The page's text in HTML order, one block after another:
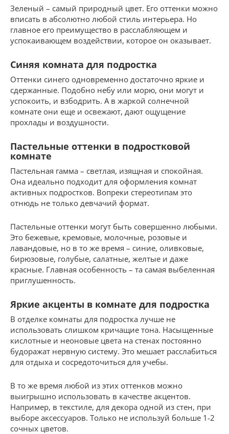
Зеленый – самый природный цвет. Его оттенки можно
вписать в абсолютно любой стиль интерьера. Но
главное его преимущество в расслабляющем и
успокаивающем воздействии, которое он оказывает.
Синяя комната для подростка
Оттенки синего одновременно достаточно яркие и
сдержанные. Подобно небу или морю, они могут и
успокоить, и взбодрить. А в жаркой солнечной
комнате они еще и освежают, дают ощущение
прохлады и воздушности.
Пастельные оттенки в подростковой
комнате
Пастельная гамма – светлая, изящная и спокойная.
Она идеально подходит для оформления комнат
активных подростков. Вопреки стереотипам это
отнюдь не только девчачий формат.
Пастельные оттенки могут быть совершенно любыми.
Это бежевые, кремовые, молочные, розовые и
лавандовые, но в то же время – синие, оливковые,
бирюзовые, голубые, салатные, желтые и даже
красные. Главная особенность – та самая выбеленная
приглушенность.
Яркие акценты в комнате для подростка
В отделке комнаты для подростка лучше не
использовать слишком кричащие тона. Насыщенные
кислотные и неоновые цвета на стенах постоянно
будоражат нервную систему. Это мешает расслабиться
для отдыха и сосредоточиться для учебы.
В то же время любой из этих оттенков можно
выигрышно использовать в качестве акцентов.
Например, в текстиле, для декора одной из стен, при
выборе аксессуаров. Только не используй больше 1-2
сочных цветов.